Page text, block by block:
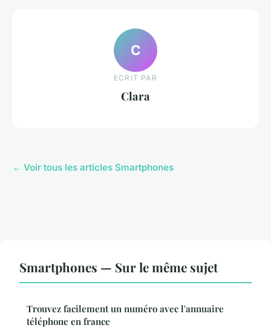
C
ECRIT PAR
Clara
← Voir tous les articles Smartphones
Smartphones — Sur le même sujet
Trouvez facilement un numéro avec l'annuaire
téléphone en france